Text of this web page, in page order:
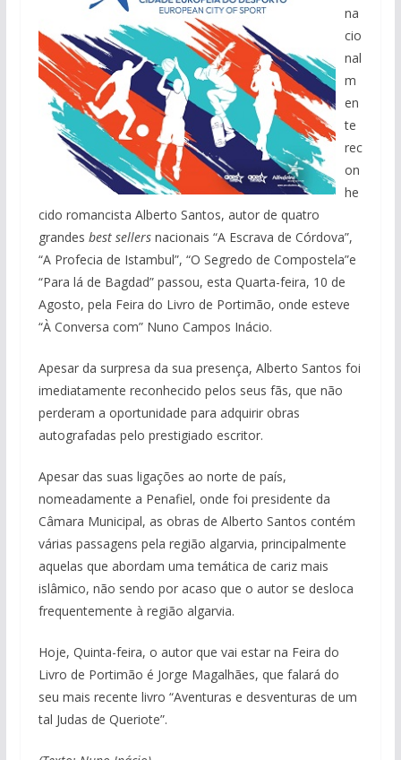
na
cio
nal
m
en
te
rec
on
he
cido romancista Alberto Santos, autor de quatro
grandes best sellersnacionais “A Escrava de Córdova”,
“A Profecia de Istambul”, “O Segredo de Compostela”e
“Para lá de Bagdad” passou, esta Quarta-feira, 10 de
Agosto, pela Feira do Livro de Portimão, onde esteve
“À Conversa com” Nuno Campos Inácio.
Apesar da surpresa da sua presença, Alberto Santos foi
imediatamente reconhecido pelos seus fãs, que não
perderam a oportunidade para adquirir obras
autografadas pelo prestigiado escritor.
Apesar das suas ligações ao norte de país,
nomeadamente a Penafiel, onde foi presidente da
Câmara Municipal, as obras de Alberto Santos contém
várias passagens pela região algarvia, principalmente
aquelas que abordam uma temática de cariz mais
islâmico, não sendo por acaso que o autor se desloca
frequentemente à região algarvia.
Hoje, Quinta-feira, o autor que vai estar na Feira do
Livro de Portimão é Jorge Magalhães, que falará do
seu mais recente livro “Aventuras e desventuras de um
tal Judas de Queriote”.